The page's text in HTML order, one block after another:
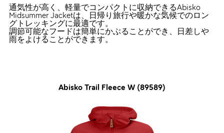
通気性が高く、軽量でコンパクトに収納できるAbisko
Midsummer Jacketは、日帰り旅行や暖かな気候でのロン
グトレッキングに最適です。
調節可能なフードは簡単にかぶることができ、日差しや
雨をよけることができます。
Abisko Trail Fleece W (89589)